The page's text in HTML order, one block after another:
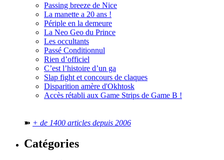
Passing breeze de Nice
La manette a 20 ans !
Périple en la demeure
La Neo Geo du Prince
Les occultants
Passé Conditionnul
Rien d’officiel
C’est l’histoire d’un ga
Slap fight et concours de claques
Disparition amère d'Okhtosk
Accès rétabli aux Game Strips de Game B !
➽ + de 1400 articles depuis 2006
Catégories